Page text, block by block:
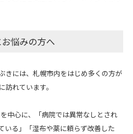
悩みの方へ
きには、札幌市内をはじめ多くの方が
れています。
中心に、「病院では異常なしとされ
いる」「湿布や薬に頼らず改善した